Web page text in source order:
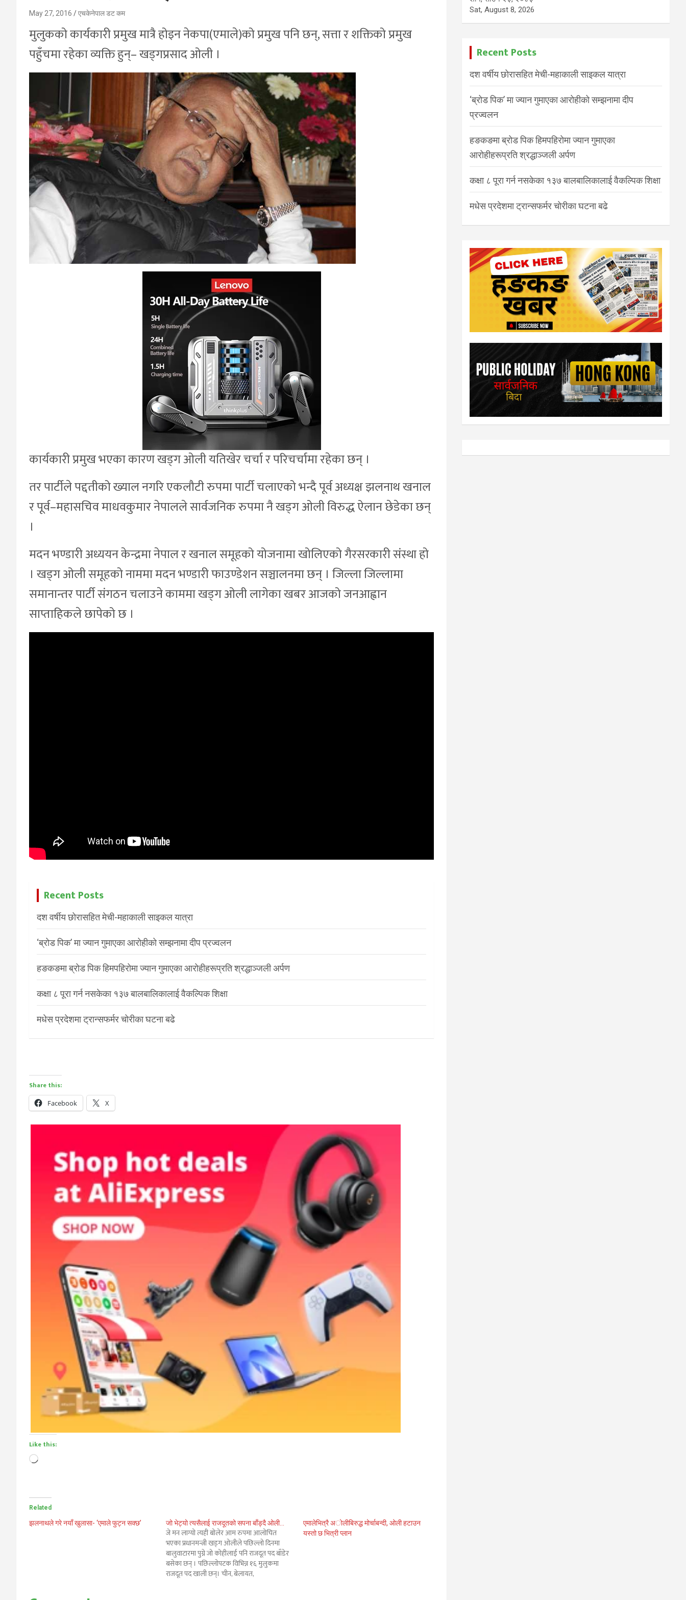
May 27, 2016 एचकेनेपाल डट कम
मुलुकको कार्यकारी प्रमुख मात्रै होइन नेकपा(एमाले)को प्रमुख पनि छन्, सत्ता र शक्तिको प्रमुख
पहुँचमा रहेका व्यक्ति हुन्– खड्गप्रसाद ओली ।
कार्यकारी प्रमुख भएका कारण खड्ग ओली यतिखेर चर्चा र परिचर्चामा रहेका छन् ।
तर पार्टीले पद्दतीको ख्याल नगरि एकलौटी रुपमा पार्टी चलाएको भन्दै पूर्व अध्यक्ष झलनाथ खनाल
र पूर्व–महासचिव माधवकुमार नेपालले सार्वजनिक रुपमा नै खड्ग ओली विरुद्ध ऐलान छेडेका छन्
।
मदन भण्डारी अध्ययन केन्द्रमा नेपाल र खनाल समूहको योजनामा खोलिएको गैरसरकारी संस्था हो
। खड्ग ओली समूहको नाममा मदन भण्डारी फाउण्डेशन सञ्चालनमा छन् । जिल्ला जिल्लामा
समानान्तर पार्टी संगठन चलाउने काममा खड्ग ओली लागेका खबर आजको जनआह्वान
साप्ताहिकले छापेको छ ।
Recent Posts
दश वर्षीय छोरासहित मेची-महाकाली साइकल यात्रा
‘ब्रोड पिक’ मा ज्यान गुमाएका आरोहीको सम्झनामा दीप प्रज्वलन
हङकङमा ब्रोड पिक हिमपहिरोमा ज्यान गुमाएका आरोहीहरूप्रति श्रद्धाञ्जली अर्पण
कक्षा ८ पूरा गर्न नसकेका १३७ बालबालिकालाई वैकल्पिक शिक्षा
मधेस प्रदेशमा ट्रान्सफर्मर चोरीका घटना बढे
Share this:
Facebook X
Like this:
Loading…
Related
झलनाथले गरे नयाँ खुलासा- ‘एमाले फुट्न सक्छ’ जो भेट्यो त्यसैलाई राजदूतको सपना बाँड्दै ओली…
जे मन लाग्यो त्यही बोलेर आम रुपमा आलोचित
भएका प्रधानमन्त्री खड्ग ओलीले पछिल्लो दिनमा
बालुवाटारमा पुग्ने जो कोहीलाई पनि राजदूत पद बाँडेर
बसेका छन् । पछिल्लोपटक विभिन्न १६ मुलुकमा
राजदूत पद खाली छन्। चीन, बेलायत,
एमालेभित्रै अोलीबिरुद्ध मोर्चाबन्दी, ओली हटाउन
यस्तो छ भित्री प्लान
Sat, August 8, 2026
Recent Posts
दश वर्षीय छोरासहित मेची-महाकाली साइकल यात्रा
‘ब्रोड पिक’ मा ज्यान गुमाएका आरोहीको सम्झनामा दीप
प्रज्वलन
हङकङमा ब्रोड पिक हिमपहिरोमा ज्यान गुमाएका
आरोहीहरूप्रति श्रद्धाञ्जली अर्पण
कक्षा ८ पूरा गर्न नसकेका १३७ बालबालिकालाई वैकल्पिक शिक्षा
मधेस प्रदेशमा ट्रान्सफर्मर चोरीका घटना बढे